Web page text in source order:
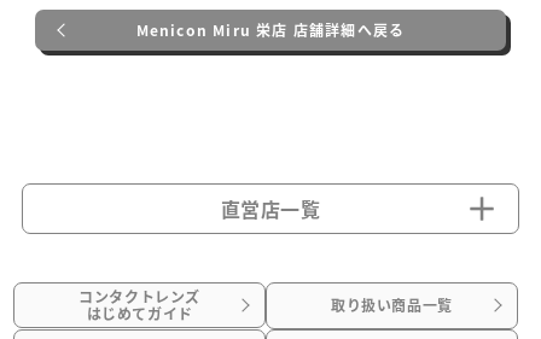
Menicon Miru 栄店 店舗詳細へ戻る
直営店一覧
コンタクトレンズ
はじめてガイド 取り扱い商品一覧